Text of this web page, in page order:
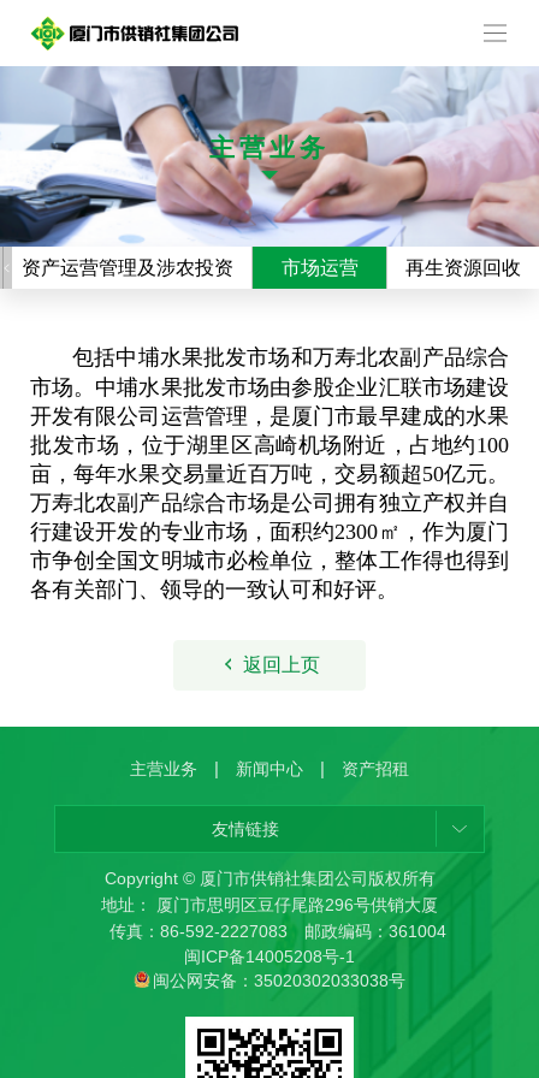
主营业务
资产运营管理及涉农投资 市场运营 再生资源回收
包括中埔水果批发市场和万寿北农副产品综合
市场。中埔水果批发市场由参股企业汇联市场建设
开发有限公司运营管理，是厦门市最早建成的水果
批发市场，位于湖里区高崎机场附近，占地约100
亩，每年水果交易量近百万吨，交易额超50亿元。
万寿北农副产品综合市场是公司拥有独立产权并自
行建设开发的专业市场，面积约2300㎡，作为厦门
市争创全国文明城市必检单位，整体工作得也得到
各有关部门、领导的一致认可和好评。
返回上页
主营业务 | 新闻中心 | 资产招租
友情链接
Copyright © 厦门市供销社集团公司版权所有
地址： 厦门市思明区豆仔尾路296号供销大厦
传真：86-592-2227083 邮政编码：361004
闽ICP备14005208号-1
闽公网安备：35020302033038号